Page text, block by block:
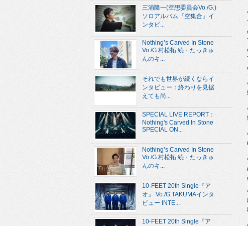
三浦隆一(空想委員会Vo./G.)
ソロアルバム『空集合』イ
ンタビ...
Nothing’s Carved In Stone
Vo./G.村松拓 続・たっきゅ
んのキ...
それでも世界が続くならイ
ンタビュー：終わりを見据
えても尚...
SPECIAL LIVE REPORT：
Nothing's Carved In Stone
SPECIAL ON...
Nothing’s Carved In Stone
Vo./G.村松拓 続・たっきゅ
んのキ...
10-FEET 20th Single『ア
オ』 Vo./G.TAKUMAインタ
ビュー INTE...
10-FEET 20th Single『ア